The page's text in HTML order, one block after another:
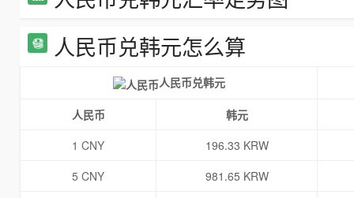
人民币兑韩元怎么算
人民币兑韩元
人民币
韩元
1 CNY
196.33 KRW
5 CNY
981.65 KRW